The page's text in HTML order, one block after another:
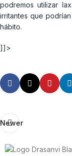
podremos utilizar
irritantes que
hábito.
]]>
Newer